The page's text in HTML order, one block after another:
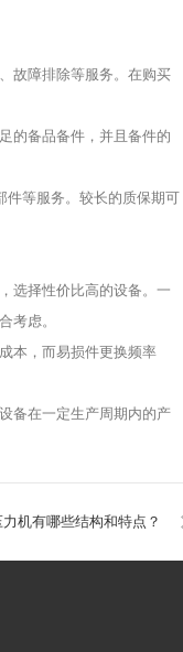
故障排除等服务。在购买
的备品备件，并且备件的
件等服务。较长的质保期可
选择性价比高的设备。一
考虑。
本，而易损件更换频率
备在一定生产周期内的产
机有哪些结构和特点？